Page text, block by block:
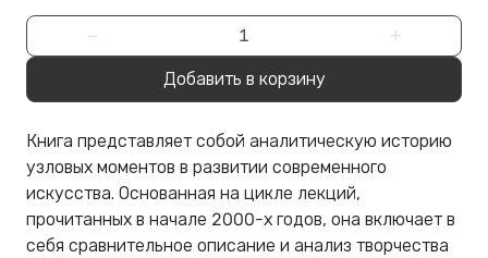
− +
Добавить в корзину
Книга представляет собой аналитическую историю
узловых моментов в развитии современного
искусства. Основанная на цикле лекций,
прочитанных в начале 2000-х годов, она включает в
себя сравнительное описание и анализ творчества